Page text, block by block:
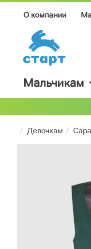
О компании
Мальчикам
Девочкам